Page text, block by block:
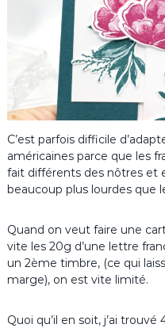
C’est parfois difficile
américaines parce que les
fait différents des nôtres et
beaucoup plus lourdes que
Quand on veut faire une
vite les 20g d’une lettre
un 2ème timbre, (ce qui
marge), on est vite limité.
Quoi qu’il en soit, j’ai